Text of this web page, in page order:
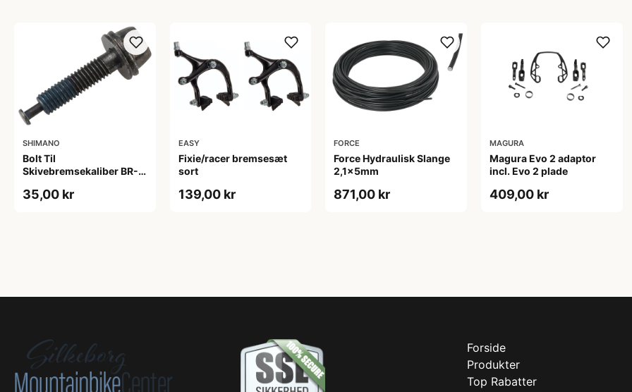
SHIMANO
Bolt Til
Skivebremsekaliber BR-
35,00 kr
EASY
Fixie/racer bremsesæt
sort
139,00 kr
FORCE
Force Hydraulisk Slange
2,1x5mm
871,00 kr
MAGURA
Magura Evo 2 adaptor
incl. Evo 2 plade
409,00 kr
Forside
Produkter
Top Rabatter